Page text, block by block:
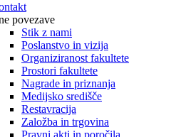
povezave
Stik z nami
Poslanstvo in vizija
Organiziranost fakultete
Prostori fakultete
Nagrade in priznanja
Medijsko središče
Restavracija
Založba in trgovina
Pravni akti in poročila